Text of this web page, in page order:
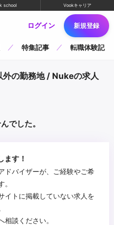
school Vookキャリア
ログイン 新規登録
特集記事 転職体験記
外の勤務地 / Nukeの求人
でした。
ます！
ドバイザーが、ご経験やご希
イトに掲載していない求人を
相談ください。